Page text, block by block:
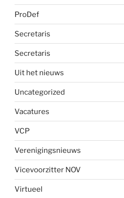
ProDef
Secretaris
Secretaris
Uit het nieuws
Uncategorized
Vacatures
VCP
Verenigingsnieuws
Vicevoorzitter NOV
Virtueel